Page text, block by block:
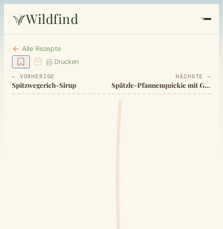
Wildfind
Startseite
Pflanzen
Alle Rezepte
Drucken
← VORHERIGE
Spitzwegerich-Sirup
NÄCHSTE →
Spätzle-Pfannenquickie mit Gemüse